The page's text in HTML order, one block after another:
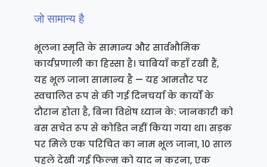
जो सामान्य है
भूलना स्मृति के सामान्य और सार्वभौमिक
कार्यप्रणाली का हिस्सा है। चाबियाँ कहाँ रखी हैं,
यह भूल जाना सामान्य है — यह आमतौर पर
स्वचालित रूप से की गई दिनचर्या के कार्यों के
दौरान होता है, बिना विशेष ध्यान के: जानकारी को
बस सचेत रूप से कोडित नहीं किया गया था। सड़क
पर मिले एक परिचित का नाम भूल जाना, 10 साल
पहले देखी गई फिल्म को याद न करना, एक